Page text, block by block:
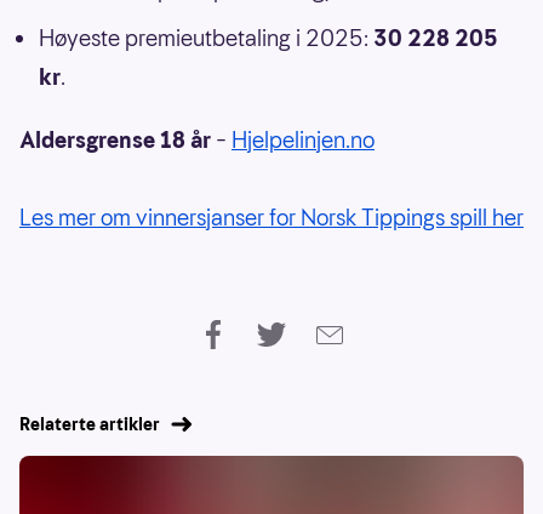
Høyeste premieutbetaling i 2025: 30 228 205
kr.
Aldersgrense 18 år – Hjelpelinjen.no
Les mer om vinnersjanser for Norsk Tippings spill her
Relaterte artikler